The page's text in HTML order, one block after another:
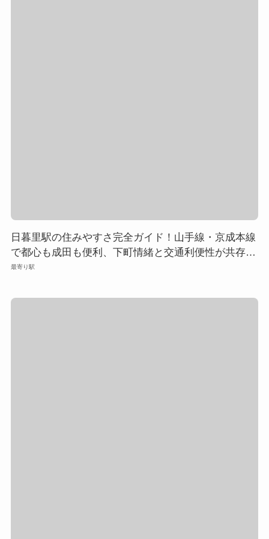
日暮里駅の住みやすさ完全ガイド！山手線・京成本線
で都心も成田も便利、下町情緒と交通利便性が共存す
る街の魅力
最寄り駅